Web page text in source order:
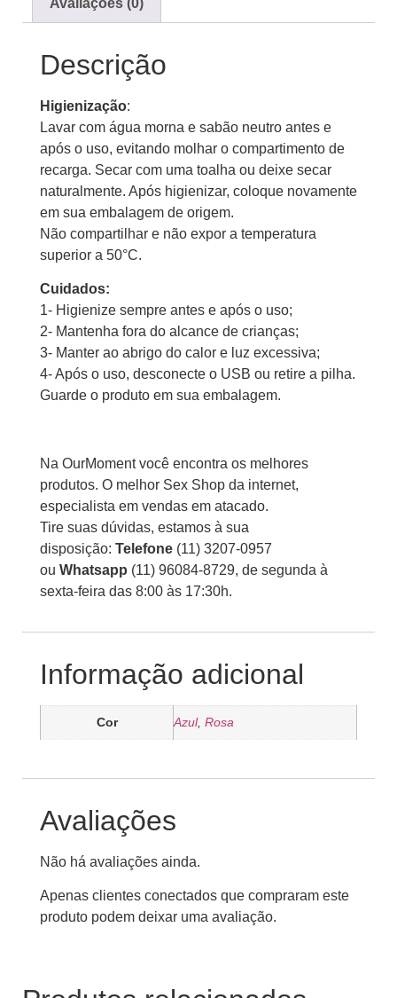
Avaliações (0)
Descrição
Higienização:
Lavar com água morna e sabão neutro antes e
após o uso, evitando molhar o compartimento de
recarga. Secar com uma toalha ou deixe secar
naturalmente. Após higienizar, coloque novamente
em sua embalagem de origem.
Não compartilhar e não expor a temperatura
superior a 50°C.
Cuidados:
1- Higienize sempre antes e após o uso;
2- Mantenha fora do alcance de crianças;
3- Manter ao abrigo do calor e luz excessiva;
4- Após o uso, desconecte o USB ou retire a pilha.
Guarde o produto em sua embalagem.
Na OurMoment você encontra os melhores
produtos. O melhor Sex Shop da internet,
especialista em vendas em atacado.
Tire suas dúvidas, estamos à sua
disposição: Telefone (11) 3207-0957
ou Whatsapp (11) 96084-8729, de segunda à
sexta-feira das 8:00 às 17:30h.
Informação adicional
Cor Azul, Rosa
Avaliações
Não há avaliações ainda.
Apenas clientes conectados que compraram este
produto podem deixar uma avaliação.